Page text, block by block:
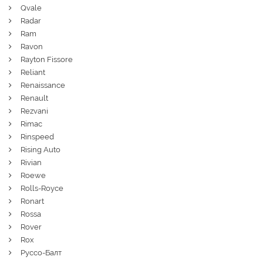
Qvale
Radar
Ram
Ravon
Rayton Fissore
Reliant
Renaissance
Renault
Rezvani
Rimac
Rinspeed
Rising Auto
Rivian
Roewe
Rolls-Royce
Ronart
Rossa
Rover
Rox
Руссо-Балт